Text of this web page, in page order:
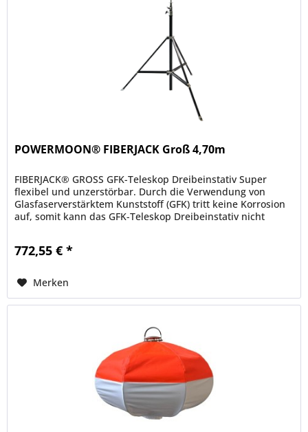
POWERMOON® FIBERJACK Groß 4,70m
FIBERJACK® GROSS GFK-Teleskop Dreibeinstativ Super
flexibel und unzerstörbar. Durch die Verwendung von
Glasfaserverstärktem Kunststoff (GFK) tritt keine Korrosion
auf, somit kann das GFK-Teleskop Dreibeinstativ nicht
772,55 € *
Merken